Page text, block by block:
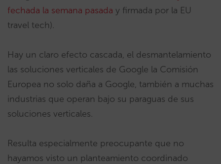
fechada la semana pasada y firmada por la EU
travel tech).
Hay un claro efecto cascada, el desmantelamiento
las soluciones verticales de Google la Comisión
Europea no solo daña a Google, también a muchas
industrias que operan bajo su paraguas de sus
soluciones verticales.
Resulta especialmente preocupante que no
hayamos visto un planteamiento coordinado